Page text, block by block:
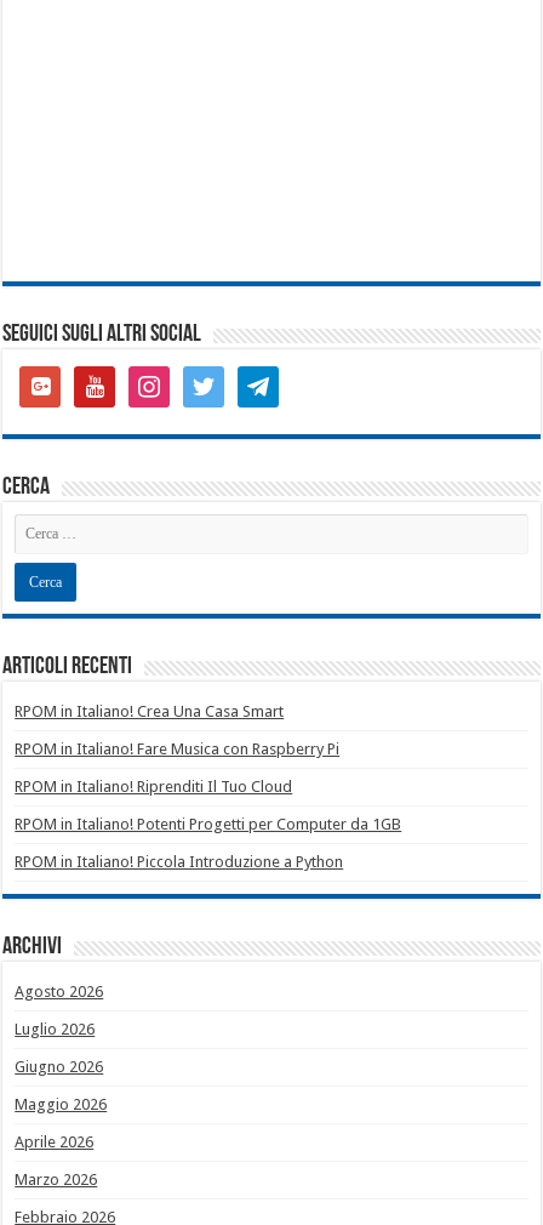
SEGUICI SUGLI ALTRI SOCIAL
google-
plus-
youtube instagramtwitter telegram
cerca
Articoli recenti
RPOM in Italiano! Crea Una Casa Smart
RPOM in Italiano! Fare Musica con Raspberry Pi
RPOM in Italiano! Riprenditi Il Tuo Cloud
RPOM in Italiano! Potenti Progetti per Computer da 1GB
RPOM in Italiano! Piccola Introduzione a Python
Archivi
Agosto 2026
Luglio 2026
Giugno 2026
Maggio 2026
Aprile 2026
Marzo 2026
Febbraio 2026